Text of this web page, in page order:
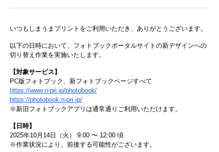
いつもしまうまプリントをご利用いただき、ありがとうございます。
以下の日時において、フォトブックポータルサイトの新デザインへの
切り替え作業を実施いたします。
【対象サービス】
PC版フォトブック、新フォトブックページすべて
https://www.n-pri.jp/photobook/
https://photobook.n-pri.jp/
※新旧フォトブックアプリは通常通りご利用いただけます。
【日時】
2025年10月14日（火） 9:00 〜 12:00 頃
※作業状況により、前後する可能性がございます。